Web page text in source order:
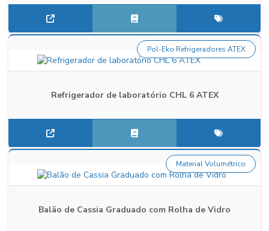
Refrigerador de laboratório CHL 6 ATEX
Pol-Eko Refrigeradores ATEX
Balão de Cassia Graduado com Rolha de Vidro
Material Volumétrico